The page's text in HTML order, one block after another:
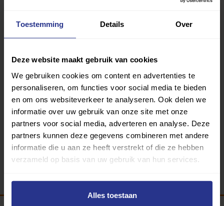
Toestemming Details Over
Deze website maakt gebruik van cookies
We gebruiken cookies om content en advertenties te
personaliseren, om functies voor social media te bieden
en om ons websiteverkeer te analyseren. Ook delen we
informatie over uw gebruik van onze site met onze
partners voor social media, adverteren en analyse. Deze
partners kunnen deze gegevens combineren met andere
informatie die u aan ze heeft verstrekt of die ze hebben
verzameld op basis van uw gebruik van hun services.
Alles toestaan
Om deze sportruimte te beoordelen moet je ingelogd
zijn.
Inloggen